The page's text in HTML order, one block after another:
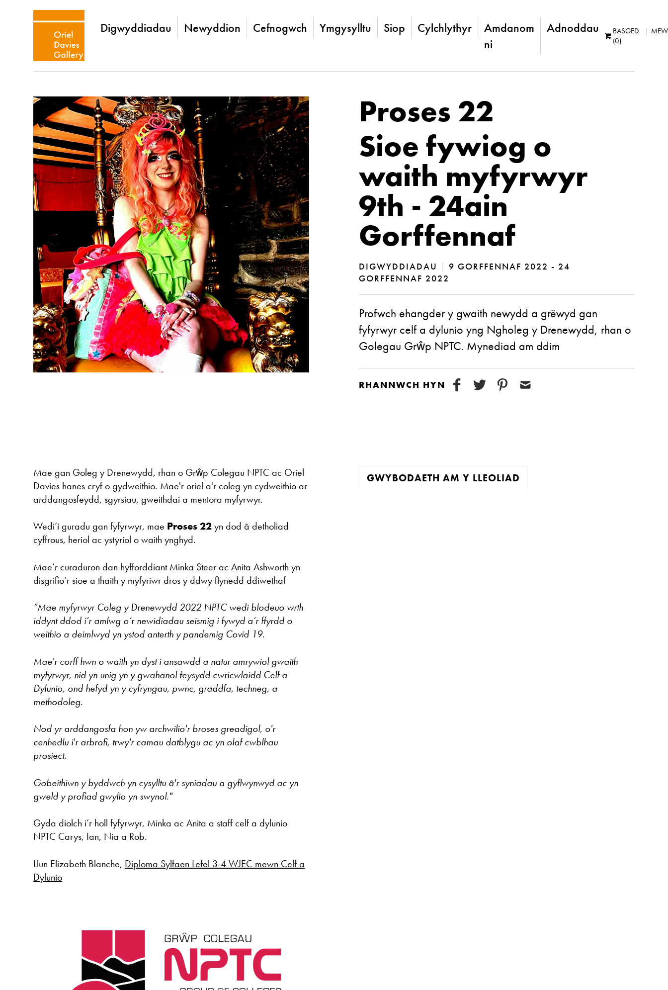
Digwyddiadau Newyddion Cefnogwch Ymgysylltu Siop Cylchlythyr
Amdanom
ni
Adnoddau
BASGED
(0)
Proses 22
Sioe fywiog o
waith myfyrwyr
9th - 24ain
Gorffennaf
DIGWYDDIADAU | 9 GORFFENNAF 2022 - 24
GORFFENNAF 2022
Profwch ehangder y gwaith newydd a grëwyd gan
fyfyrwyr celf a dylunio yng Ngholeg y Drenewydd, rhan o
Golegau Grŵp NPTC. Mynediad am ddim
RHANNWCH HYN
Mae gan Goleg y Drenewydd, rhan o Grŵp Colegau NPTC ac Oriel
Davies hanes cryf o gydweithio. Mae'r oriel a'r coleg yn cydweithio ar
arddangosfeydd, sgyrsiau, gweithdai a mentora myfyrwyr.
Wedi’i guradu gan fyfyrwyr, mae Proses 22yn dod â detholiad
cyffrous, heriol ac ystyriol o waith ynghyd.
Mae’r curaduron dan hyfforddiant Minka Steer ac Anita Ashworth yn
disgrifio’r sioe a thaith y myfyriwr dros y ddwy flynedd ddiwethaf
“Mae myfyrwyr Coleg y Drenewydd 2022 NPTC wedi blodeuo wrth
iddynt ddod i’r amlwg o’r newidiadau seismig i fywyd a’r ffyrdd o
weithio a deimlwyd yn ystod anterth y pandemig Covid 19.
Mae'r corff hwn o waith yn dyst i ansawdd a natur amrywiol gwaith
myfyrwyr, nid yn unig yn y gwahanol feysydd cwricwlaidd Celf a
Dylunio, ond hefyd yn y cyfryngau, pwnc, graddfa, techneg, a
methodoleg.
Nod yr arddangosfa hon yw archwilio'r broses greadigol, o'r
cenhedlu i'r arbrofi, trwy'r camau datblygu ac yn olaf cwblhau
prosiect.
Gobeithiwn y byddwch yn cysylltu â'r syniadau a gyflwynwyd ac yn
gweld y profiad gwylio yn swynol."
Gyda diolch i’r holl fyfyrwyr, Minka ac Anita a staff celf a dylunio
NPTC Carys, Ian, Nia a Rob.
Llun Elizabeth Blanche, Diploma Sylfaen Lefel 3-4 WJEC mewn Celf a
Dylunio
GWYBODAETH AM Y LLEOLIAD